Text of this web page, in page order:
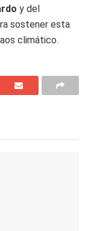
y del
sostener esta
climático.